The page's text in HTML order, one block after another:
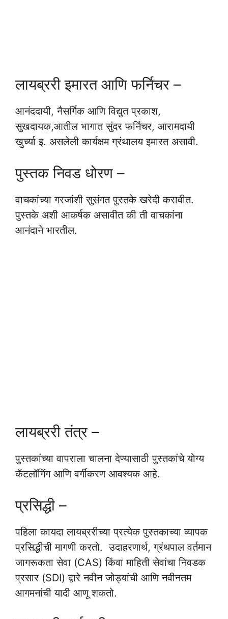
लायब्ररी इमारत आणि फर्निचर –
आनंददायी, नैसर्गिक आणि विद्युत प्रकाश,
सुखदायक,आतील भागात सुंदर फर्निचर, आरामदायी
खुर्च्या इ. असलेली कार्यक्षम ग्रंथालय इमारत असावी.
पुस्तक निवड धोरण –
वाचकांच्या गरजांशी सुसंगत पुस्तके खरेदी करावीत.
पुस्तके अशी आकर्षक असावीत की ती वाचकांना
आनंदाने भारतील.
लायब्ररी तंत्र –
पुस्तकांच्या वापराला चालना देण्यासाठी पुस्तकांचे योग्य
कॅटलॉगिंग आणि वर्गीकरण आवश्यक आहे.
प्रसिद्धी –
पहिला कायदा लायब्ररीच्या प्रत्येक पुस्तकाच्या व्यापक
प्रसिद्धीची मागणी करतो. उदाहरणार्थ, ग्रंथपाल वर्तमान
जागरूकता सेवा (CAS) किंवा माहिती सेवांचा निवडक
प्रसार (SDI) द्वारे नवीन जोड्यांची आणि नवीनतम
आगमनांची यादी आणू शकतो.